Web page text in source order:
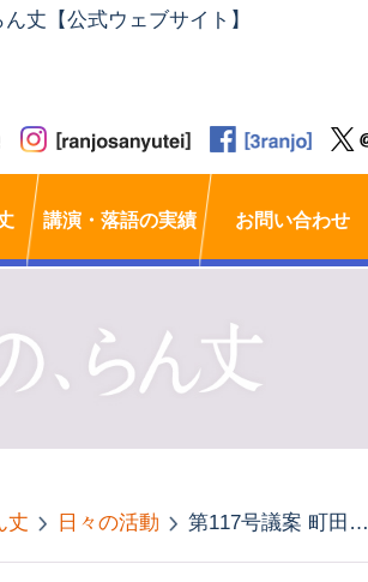
丈【公式ウェブサイト】
講演・落語の実績 お問い合わせ
丈 日々の活動 第117号議案 町田市子どもにやさしいまち条例